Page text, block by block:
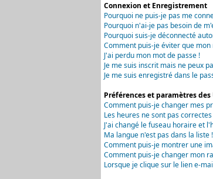
Connexion et Enregistrement
Pourquoi ne puis-je pas me
Pourquoi n'ai-je pas besoin de
Pourquoi suis-je déconnecté
Comment puis-je éviter que
J'ai perdu mon mot de passe !
Je me suis inscrit mais ne peux
Je me suis enregistré dans le
Préférences et paramètres
Comment puis-je changer mes
Les heures ne sont pas correctes
J'ai changé le fuseau horaire et
Ma langue n'est pas dans la liste !
Comment puis-je montrer une
Comment puis-je changer mon
Lorsque je clique sur le lien e-